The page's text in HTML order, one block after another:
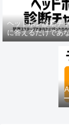
ヘッドホン診断チ
に答えるだけであ
めの機種が